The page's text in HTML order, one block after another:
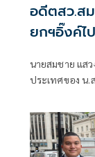
อดีตสว.ส
ยกฯอิ๊งค์ไ
นายสมชาย แส
ประเทศของ น.
หรือ